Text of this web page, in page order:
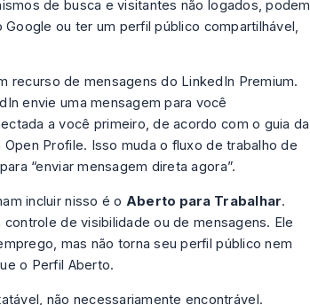
de busca e visitantes não logados, podem
ou ter um perfil público compartilhável,
recurso de mensagens do LinkedIn Premium.
envie uma mensagem para você
a você primeiro, de acordo como guia da
Profile. Isso muda o fluxo de trabalho de
“enviar mensagem direta agora”.
incluir nisso é o Aberto para Trabalhar.
de visibilidade ou de mensagens. Ele
mas não torna seu perfil público nem
o Perfil Aberto.
não necessariamente encontrável.